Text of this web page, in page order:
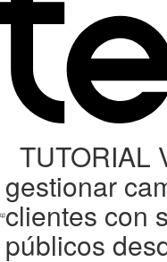
TUTORIAL
gestionar
clientes con
públicos